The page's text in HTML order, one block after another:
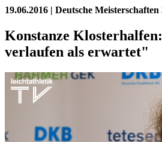
19.06.2016 | Deutsche
Konstanze
verlaufen als erwartet"